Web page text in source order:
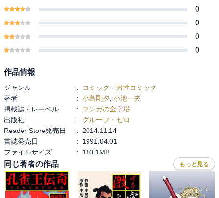
0
0
0
0
作品情報
ジャンル : コミック - 男性コミック
著者
: 小島剛夕 小池一夫
掲載誌・レーベル
:
マンガの金字塔
出版社
:
グループ・ゼロ
Reader Store発売日
:
2014.11.14
書誌発売日
:
1991.04.01
ファイルサイズ
: 110.1MB
同じ著者の作品 もっと見る